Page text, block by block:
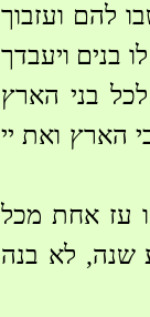
להם ועזבוך
בנים ויעבדך
בני הארץ
הארץ ואת יי
עז אחת מכל
שנה, לא בנה